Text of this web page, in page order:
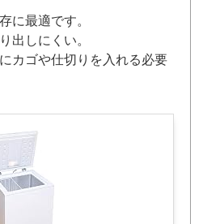
に最適です。
出しにくい。
カゴや仕切りを入れる必要